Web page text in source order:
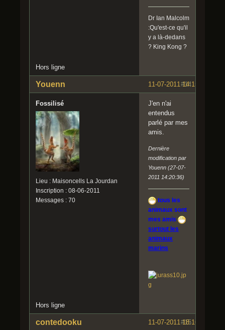
Dr Ian Malcolm
:Qu'est-ce qu'il
y a là-dedans
? King Kong ?
Hors ligne
#14
11-07-2011 14:15:16
Youenn
Fossilisé
Lieu : Maisoncells La Jourdan
Inscription : 08-06-2011
Messages : 70
J'en n'ai
entendus
parlé par mes
amis.
Dernière
modification par
Youenn (27-07-
2011 14:20:36)
tous les
animaux sont
mes amis
surtout les
animaux
marins
Hors ligne
#15
11-07-2011 18:16:24
contedooku